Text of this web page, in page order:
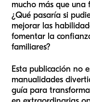
mucho más que una
¿Qué pasaría si
mejorar las
fomentar la
familiares?
Esta publicación no
manualidades
guía para